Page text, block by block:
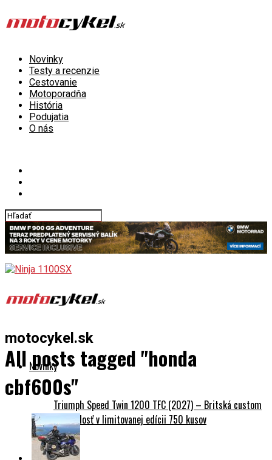
Novinky
Testy a recenzie
Cestovanie
Motoporadňa
História
Podujatia
O nás
motocykel.sk
Novinky
Triumph Speed Twin 1200 TFC (2027) – Britská custom
dokonalosť v limitovanej edícii 750 kusov
All posts tagged "honda
cbf600s"